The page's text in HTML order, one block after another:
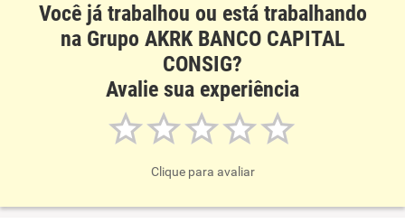
Você já trabalhou ou está trabalhando
na Grupo AKRK BANCO CAPITAL
CONSIG?
Avalie sua experiência
Clique para avaliar